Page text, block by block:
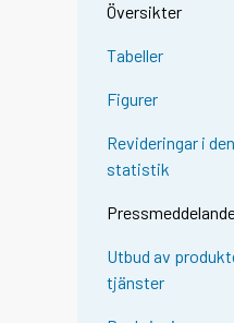
Översikter
Tabeller
Figurer
Revideringar i
statistik
Utbud av
tjänster